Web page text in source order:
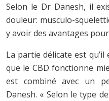
Selon le Dr Danesh, il
douleur: musculo-
y avoir des avantages
La partie délicate est
que le CBD fonctionne
est combiné avec un
Danesh. « Selon le type